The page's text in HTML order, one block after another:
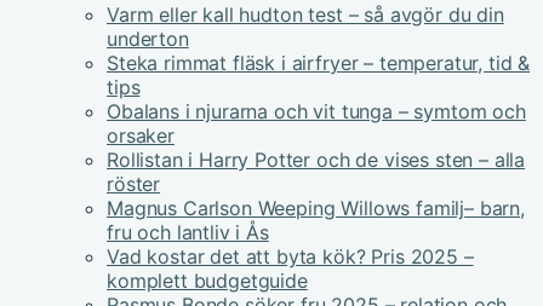
Varm eller kall hudton test – så avgör du din
underton
Steka rimmat fläsk i airfryer – temperatur, tid &
tips
Obalans i njurarna och vit tunga – symtom och
orsaker
Rollistan i Harry Potter och de vises sten – alla
röster
Magnus Carlson Weeping Willows familj– barn,
fru och lantliv i Ås
Vad kostar det att byta kök? Pris 2025 –
komplett budgetguide